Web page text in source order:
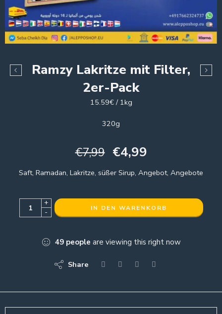
Ramzy Lakritze mit Filter,
2er-Pack
15.59€ / 1kg
320g
€7,99 €4,99
Saft, Ramadan, Lakritze, süßer Sirup, Angebot, Angebote
+
-
IN DEN WARENKORB
49 people are viewing this right now
Share